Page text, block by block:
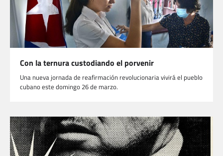
Con la ternura custodiando el porvenir
Una nueva jornada de reafirmación revolucionaria vivirá el pueblo
cubano este domingo 26 de marzo.